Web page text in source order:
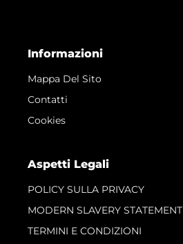
Informazioni
Mappa Del Sito
Contatti
Cookies
Aspetti Legali
POLICY SULLA PRIVACY
MODERN SLAVERY STATEMENT
TERMINI E CONDIZIONI